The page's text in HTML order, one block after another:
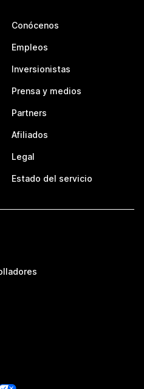
Conócenos
Empleos
Inversionistas
Prensa y medios
Partners
Afiliados
Legal
Estado del servicio